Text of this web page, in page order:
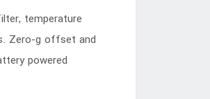
temperature
Zero-g offset and
powered